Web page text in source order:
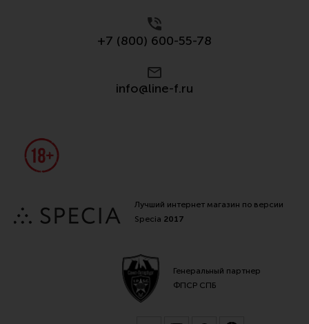
+7 (800) 600-55-78
info@line-f.ru
Лучший интернет магазин по версии
Specia 2017
Генеральный партнер
ФПСР СПБ